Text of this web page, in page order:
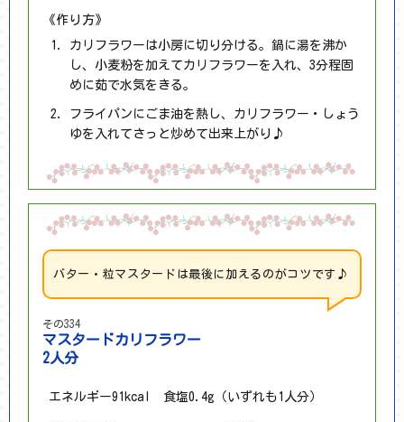
《作り方》
カリフラワーは小房に切り分ける。鍋に湯を沸か
し、小麦粉を加えてカリフラワーを入れ、3分程固
めに茹で水気をきる。
フライパンにごま油を熱し、カリフラワー・しょう
ゆを入れてさっと炒めて出来上がり♪
バター・粒マスタードは最後に加えるのがコツです♪
その334
マスタードカリフラワー
2人分
エネルギー91kcal 食塩0.4g（いずれも1人分）